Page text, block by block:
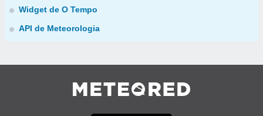
Widget de O Tempo
API de Meteorologia